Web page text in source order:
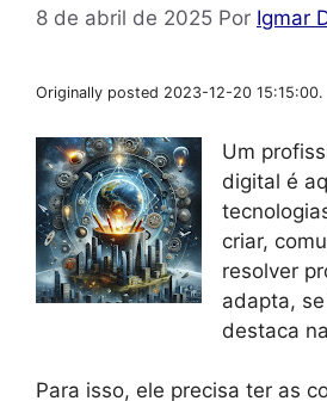
8 de abril de 2025 Por Igmar
Originally posted 2023-12-20 15:15:00.
Um
digital é
criar,
resolver
adapta,
destaca
Para isso, ele precisa ter as